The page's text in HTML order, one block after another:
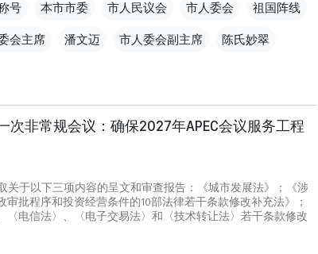
号 本市市委 市人民议会 市人委会 祖国阵线
会主席 潘文迈 市人委会副主席 陈氏妙翠
次非常规会议：确保2027年APEC会议服务工程
关于以下三项内容的呈文和审查报告：《城市发展法》；《涉
审批程序和投资经营条件的10部法律若干条款修改补充法》；
〈电信法〉、〈电子交易法〉和〈技术转让法〉若干条款修改